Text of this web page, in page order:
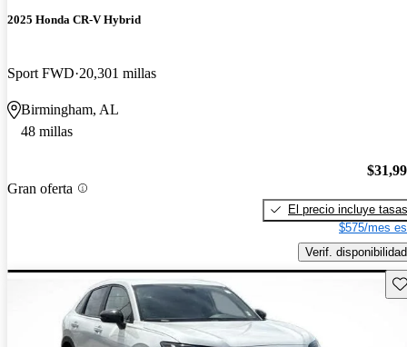
2025 Honda CR-V Hybrid
Sport FWD 20,301 millas
Birmingham, AL
48 millas
Gran oferta
El precio incluye tasas
$575/mes
Verif. disponibilidad